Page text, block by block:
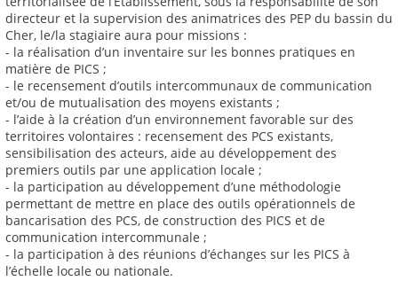
directeur et la supervision des animatrices des PEP du bassin du
Cher, le/la stagiaire aura pour missions :
- la réalisation d’un inventaire sur les bonnes pratiques en
matière de PICS ;
- le recensement d’outils intercommunaux de communication
et/ou de mutualisation des moyens existants ;
- l’aide à la création d’un environnement favorable sur des
territoires volontaires : recensement des PCS existants,
sensibilisation des acteurs, aide au développement des
premiers outils par une application locale ;
- la participation au développement d’une méthodologie
permettant de mettre en place des outils opérationnels de
bancarisation des PCS, de construction des PICS et de
communication intercommunale ;
- la participation à des réunions d’échanges sur les PICS à
l’échelle locale ou nationale.